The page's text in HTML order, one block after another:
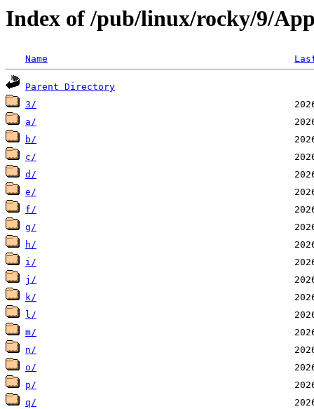
Index of /pub/linux/rocky/9/
Name
Parent Directory
3/
a/
b/
c/
d/
e/
f/
g/
h/
i/
j/
k/
l/
m/
n/
o/
p/
q/